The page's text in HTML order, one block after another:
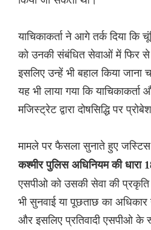
याचिकाकर्ता ने आगे तर्क दिया
को उनकी संबंधित सेवाओं में फिर से
इसलिए उन्हें भी बहाल किया जाना
यह भी लाया गया कि
मजिस्ट्रेट द्वारा दोषसिद्धि पर
मामले पर फैसला सुनाते हुए
कश्मीर पुलिस अधिनियम की धारा
एसपीओ को उसकी सेवा की
भी सुनवाई या पूछताछ का अधिकार
और इसलिए प्रतिवादी एसपीओ